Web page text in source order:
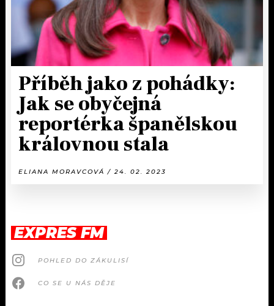
Příběh jako z pohádky:
Jak se obyčejná
reportérka španělskou
královnou stala
ELIANA MORAVCOVÁ / 24. 02. 2023
EXPRES FM
POHLED DO ZÁKULISÍ
CO SE U NÁS DĚJE